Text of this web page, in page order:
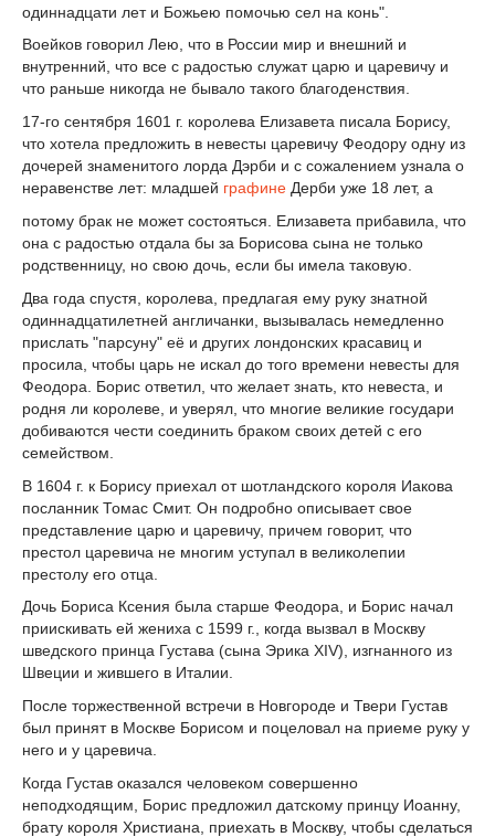
одиннадцати лет и Божьею помочью сел на конь".
Воейков говорил Лею, что в России мир и внешний и
внутренний, что все с радостью служат царю и царевичу и
что раньше никогда не бывало такого благоденствия.
17-го сентября 1601 г. королева Елизавета писала Борису,
что хотела предложить в невесты царевичу Феодору одну из
дочерей знаменитого лорда Дэрби и с сожалением узнала о
неравенстве лет: младшей графине Дерби уже 18 лет, а
потому брак не может состояться. Елизавета прибавила, что
она с радостью отдала бы за Борисова сына не только
родственницу, но свою дочь, если бы имела таковую.
Два года спустя, королева, предлагая ему руку знатной
одиннадцатилетней англичанки, вызывалась немедленно
прислать "парсуну" её и других лондонских красавиц и
просила, чтобы царь не искал до того времени невесты для
Феодора. Борис ответил, что желает знать, кто невеста, и
родня ли королеве, и уверял, что многие великие государи
добиваются чести соединить браком своих детей с его
семейством.
В 1604 г. к Борису приехал от шотландского короля Иакова
посланник Томас Смит. Он подробно описывает свое
представление царю и царевичу, причем говорит, что
престол царевича не многим уступал в великолепии
престолу его отца.
Дочь Бориса Ксения была старше Феодора, и Борис начал
приискивать ей жениха с 1599 г., когда вызвал в Москву
шведского принца Густава (сына Эрика XIV), изгнанного из
Швеции и жившего в Италии.
После торжественной встречи в Новгороде и Твери Густав
был принят в Москве Борисом и поцеловал на приеме руку у
него и у царевича.
Когда Густав оказался человеком совершенно
неподходящим, Борис предложил датскому принцу Иоанну,
брату короля Христиана, приехать в Москву, чтобы сделаться